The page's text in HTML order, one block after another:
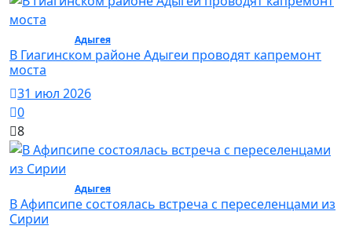
Адыгея/ Общество
В Гиагинском районе Адыгеи проводят капремонт
моста
31 июл 2026
0
8
Адыгея/ Общество
В Афипсипе состоялась встреча с переселенцами из
Сирии